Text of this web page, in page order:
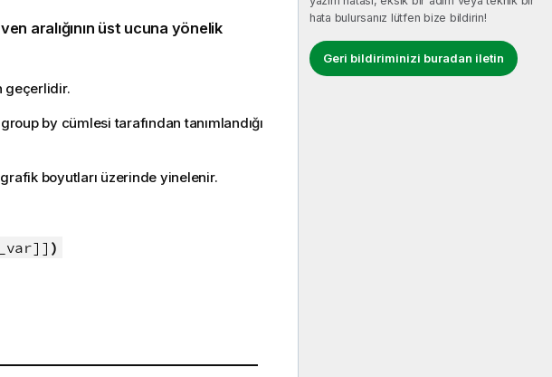
hata bulursanız lütfen bize bildirin!
Geri bildiriminizi buradan iletin
aralığının üst ucuna yönelik
geçerlidir.
by cümlesi tarafından tanımlandığı
boyutları üzerinde yinelenir.
)